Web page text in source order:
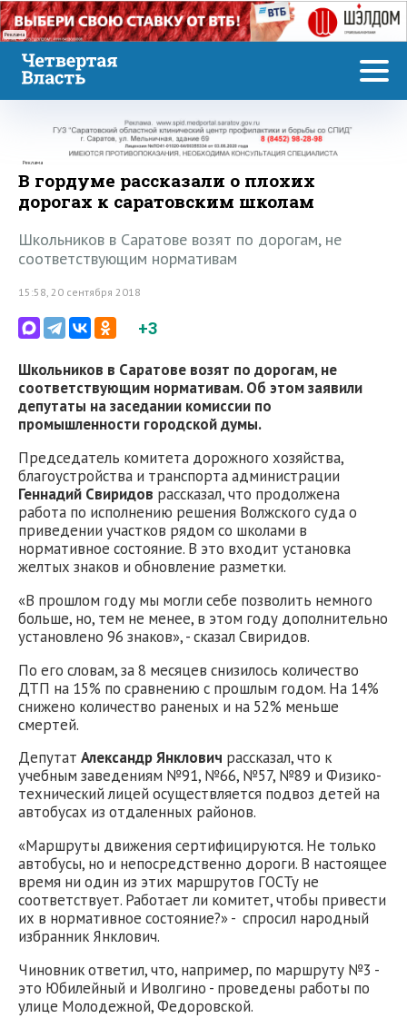
Реклама
Реклама
В гордуме рассказали о плохих
дорогах к саратовским школам
Школьников в Саратове возят по дорогам, не
соответствующим нормативам
15:58, 20 сентября 2018
+3
Школьников в Саратове возят по дорогам, не
соответствующим нормативам. Об этом заявили
депутаты на заседании комиссии по
промышленности городской думы.
Председатель комитета дорожного хозяйства,
благоустройства и транспорта администрации
Геннадий Свиридов рассказал, что продолжена
работа по исполнению решения Волжского суда о
приведении участков рядом со школами в
нормативное состояние. В это входит установка
желтых знаков и обновление разметки.
«В прошлом году мы могли себе позволить немного
больше, но, тем не менее, в этом году дополнительно
установлено 96 знаков», - сказал Свиридов.
По его словам, за 8 месяцев снизилось количество
ДТП на 15% по сравнению с прошлым годом. На 14%
снижено количество раненых и на 52% меньше
смертей.
Депутат Александр Янклович рассказал, что к
учебным заведениям №91, №66, №57, №89 и Физико-
технический лицей осуществляется подвоз детей на
автобусах из отдаленных районов.
«Маршруты движения сертифицируются. Не только
автобусы, но и непосредственно дороги. В настоящее
время ни один из этих маршрутов ГОСТу не
соответствует. Работает ли комитет, чтобы привести
их в нормативное состояние?» - спросил народный
избранник Янклович.
Чиновник ответил, что, например, по маршруту №3 -
это Юбилейный и Иволгино - проведены работы по
улице Молодежной, Федоровской.